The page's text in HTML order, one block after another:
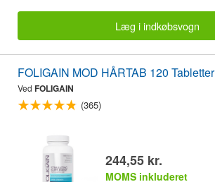
Læg i indkøbsvogn
FOLIGAIN MOD HÅRTAB 120 Tabletter
Ved FOLIGAIN
(365)
244,55 kr.
MOMS inkluderet